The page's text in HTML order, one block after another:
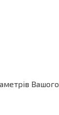
Вашого